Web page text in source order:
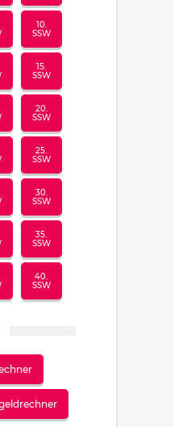
10.
SSW
15.
SSW
20.
SSW
25.
SSW
30.
SSW
35.
SSW
40.
SSW